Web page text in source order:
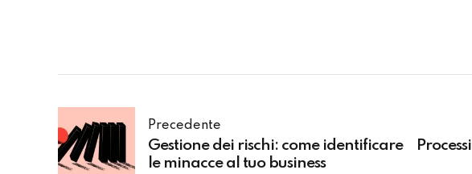
Precedente
Gestione dei rischi: come identificare
le minacce al tuo business